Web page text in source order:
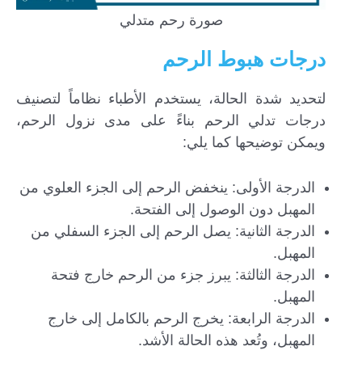
صورة رحم متدلي
درجات هبوط الرحم
لتحديد شدة الحالة، يستخدم الأطباء نظاماً لتصنيف
درجات تدلي الرحم بناءً على مدى نزول الرحم،
ويمكن توضيحها كما يلي:
الدرجة الأولى: ينخفض الرحم إلى الجزء العلوي من
المهبل دون الوصول إلى الفتحة.
الدرجة الثانية: يصل الرحم إلى الجزء السفلي من
المهبل.
الدرجة الثالثة: يبرز جزء من الرحم خارج فتحة
المهبل.
الدرجة الرابعة: يخرج الرحم بالكامل إلى خارج
المهبل، وتُعد هذه الحالة الأشد.